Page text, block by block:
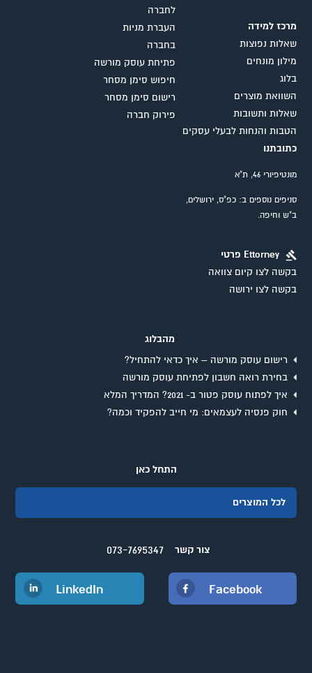
מרכז למידה
שאלות נפוצות
מילון מונחים
בלוג
השוואת מוצרים
שאלות ותשובות
הטבות והנחות לבעלי עסקים
כתובתנו
מונטיפיורי 46, ת"א
סניפים נוספים ב: כפ"ס, ירושלים,
ב"ש וחיפה.
לחברה
העברת מניות
בחברה
פתיחת עוסק מורשה
חיפוש סימן מסחר
רישום סימן מסחר
פירוק חברה
Ettorney פרטי
בקשה לצו קיום צוואה
בקשה לצו ירושה
מהבלוג
רישום עוסק מורשה – איך כדאי להתחיל?
בחירת רואה חשבון לפתיחת עוסק מורשה
איך לפתוח עוסק פטור ב- 2021? המדריך המלא
חוק פנסיה לעצמאים: מי חייב להפקיד וכמה?
התחל כאן
לכל המוצרים
צור קשר 073-7695347
Facebook
LinkedIn